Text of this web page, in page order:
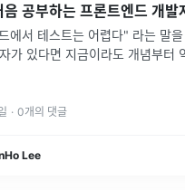
공부하는 프론트엔드 개발
에서 테스트는 어렵다" 라는 말
가 있다면 지금이라도 개념부터
· 0개의 댓글
Lee